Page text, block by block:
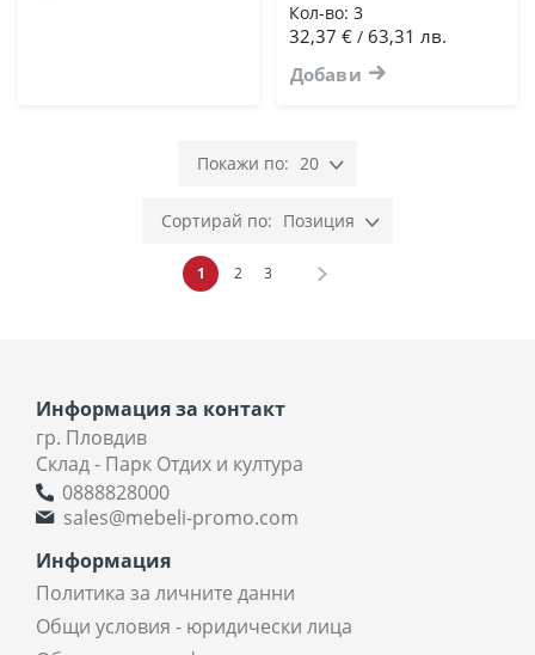
Кол-во: 3
32,37 €/ 63,31 лв.
Добави
20
Позиция
Страница
В момента четете страница
1 Страница
2 Страница
3
Информация за контакт
гр. Пловдив
Склад - Парк Отдих и култура
0888828000
sales@mebeli-promo.com
Информация
Политика за личните данни
Общи условия - юридически лица